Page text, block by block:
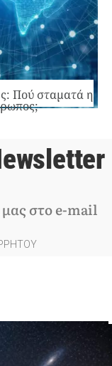
Πού σταματά η
στο e-mail